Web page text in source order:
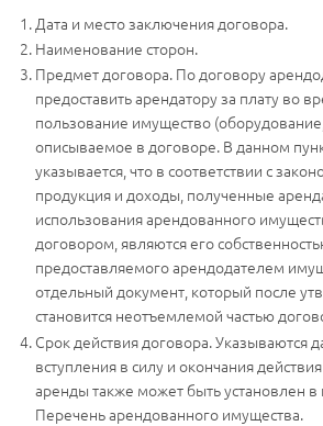
Дата и место заключения договора.
Наименование сторон.
Предмет договора. По договору
предоставить арендатору за плату во
пользование имущество
описываемое в договоре. В данном
указывается, что в соответствии с
продукция и доходы, полученные
использования арендованного
договором, являются его
предоставляемого арендодателем
отдельный документ, который после
становится неотъемлемой частью
Срок действия договора. Указываются
вступления в силу и окончания
аренды также может быть установлен
Перечень арендованного имущества.